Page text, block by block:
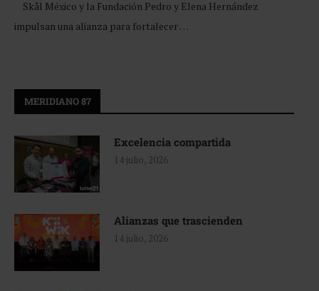
Skål México y la Fundación Pedro y Elena Hernández
impulsan una alianza para fortalecer …
MERIDIANO 87
Excelencia compartida
14 julio, 2026
Alianzas que trascienden
14 julio, 2026